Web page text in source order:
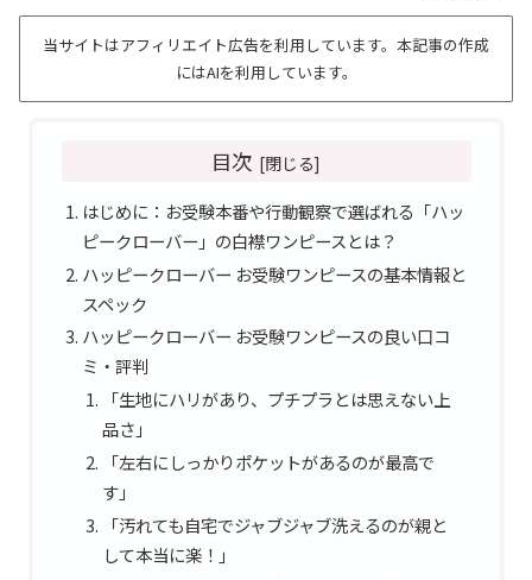
当サイトはアフィリエイト広告を利用しています。本記事の作成
にはAIを利用しています。
目次
はじめに：お受験本番や行動観察で選ばれる「ハッ
ピークローバー」の白襟ワンピースとは？
ハッピークローバー お受験ワンピースの基本情報と
スペック
ハッピークローバー お受験ワンピースの良い口コ
ミ・評判
「生地にハリがあり、プチプラとは思えない上
品さ」
「左右にしっかりポケットがあるのが最高で
す」
「汚れても自宅でジャブジャブ洗えるのが親と
して本当に楽！」